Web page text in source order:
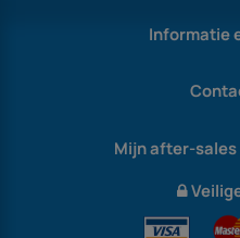
Informatie
Mijn after-